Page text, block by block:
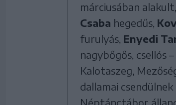
márciusában
Csaba hegedűs,
furulyás, Enyedi
nagybőgős, csellós
Kalotaszeg,
dallamai
Néptánctábor